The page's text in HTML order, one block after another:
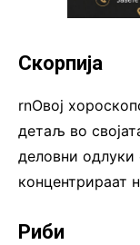
Скорпија
rnОвој
детаљ во
деловни одлуки
концентрираат
Риби